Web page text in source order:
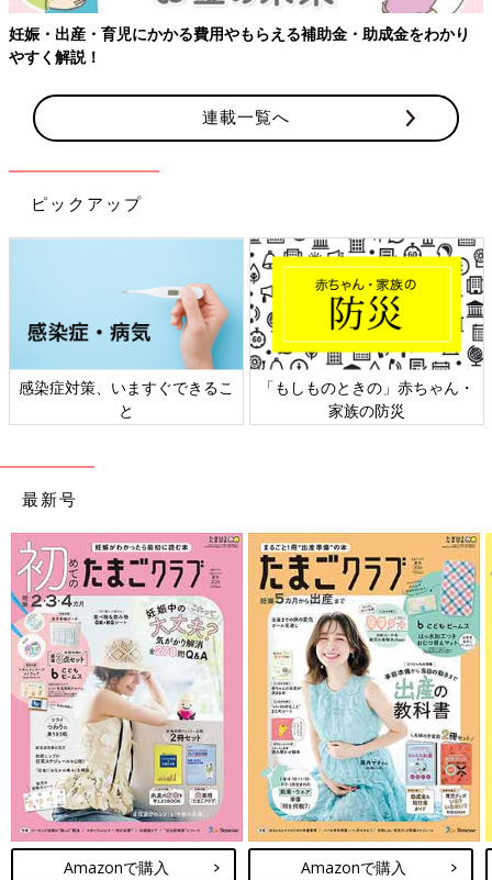
妊娠・出産・育児にかかる費用やもらえる補助金・助成金をわかり
やすく解説！
連載一覧へ
ピックアップ
感染症対策、いますぐできるこ
と
「もしものときの」赤ちゃん・
家族の防災
最新号
Amazonで購入 Amazonで購入